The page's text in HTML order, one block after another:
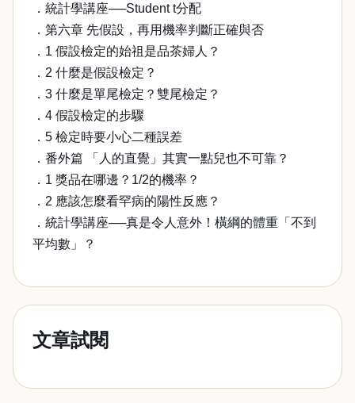
．統計學講座──Student t分配
．第六章 先假設，再用機率判斷正確與否
．1 假設檢定的始祖是品茶婦人？
．2 什麼是假設檢定？
．3 什麼是單尾檢定？雙尾檢定？
．4 假設檢定的步驟
．5 檢定時要小心二種誤差
．番外篇 「人的直覺」其實一點兒也不可靠？
．1 獎品在哪邊？1/2的機率？
．2 應該怎麼看罕病的陽性反應？
．統計學講座──真是令人意外！橫綱的體重「不到
平均數」？
文章試閱